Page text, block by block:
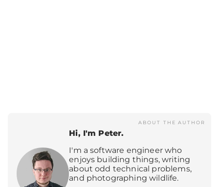
ABOUT THE AUTHOR
Hi, I'm Peter.
I'm a software engineer who
enjoys building things, writing
about odd technical problems,
and photographing wildlife.